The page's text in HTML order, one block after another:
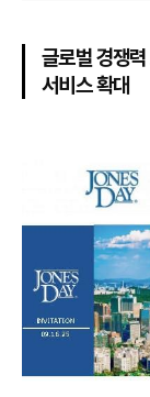
글로벌 경쟁
서비스 확대